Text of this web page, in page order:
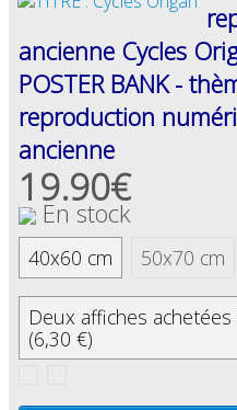
ancienne Cycles
POSTER BANK -
reproduction
ancienne
19.90€
En stock
40x60 cm 50x70 cm
Deux affiches achetées
(6,30 €)